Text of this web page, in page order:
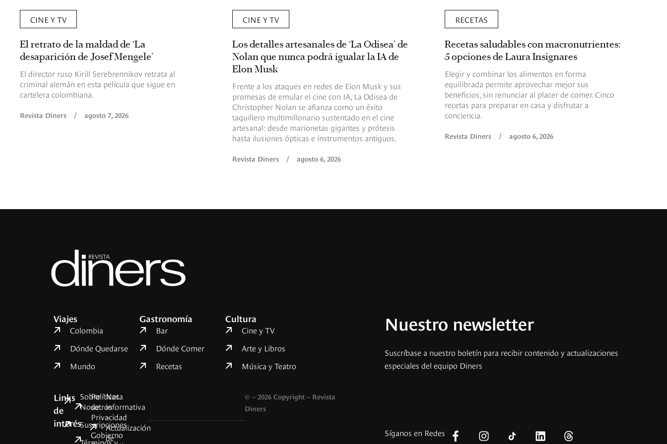
CINE Y TV
El retrato de la maldad de ‘La
desaparición de Josef Mengele’
El director ruso Kirill Serebrennikov retrata al
criminal alemán en esta película que sigue en
cartelera colombiana.
Revista Diners / agosto 7, 2026
CINE Y TV
Los detalles artesanales de ‘La Odisea’ de
Nolan que nunca podrá igualar la IA de
Elon Musk
Frente a los ataques en redes de Elon Musk y sus
promesas de emular el cine con IA, La Odisea de
Christopher Nolan se afianza como un éxito
taquillero multimillonario sustentado en el cine
artesanal: desde marionetas gigantes y prótesis
hasta ilusiones ópticas e instrumentos antiguos.
Revista Diners / agosto 6, 2026
RECETAS
Recetas saludables con macronutrientes:
5 opciones de Laura Insignares
Elegir y combinar los alimentos en forma
equilibrada permite aprovechar mejor sus
beneficios, sin renunciar al placer de comer. Cinco
recetas para preparar en casa y disfrutar a
conciencia.
Revista Diners / agosto 6, 2026
Viajes
Colombia
Dónde Quedarse
Mundo
Gastronomía
Bar
Dónde Comer
Recetas
Cultura
Cine y TV
Arte y Libros
Música y Teatro
Links
de
interés
Sobre
Nosotros
Suscripciones
Términos y
Políticas
de
Privacidad
Gobierno
Nota
informativa
–
Actualización
de
© – 2026 Copyright – Revista
Diners
Nuestro newsletter
Suscríbase a nuestro boletín para recibir contenido y actualizaciones
especiales del equipo Diners
Síganos en Redes